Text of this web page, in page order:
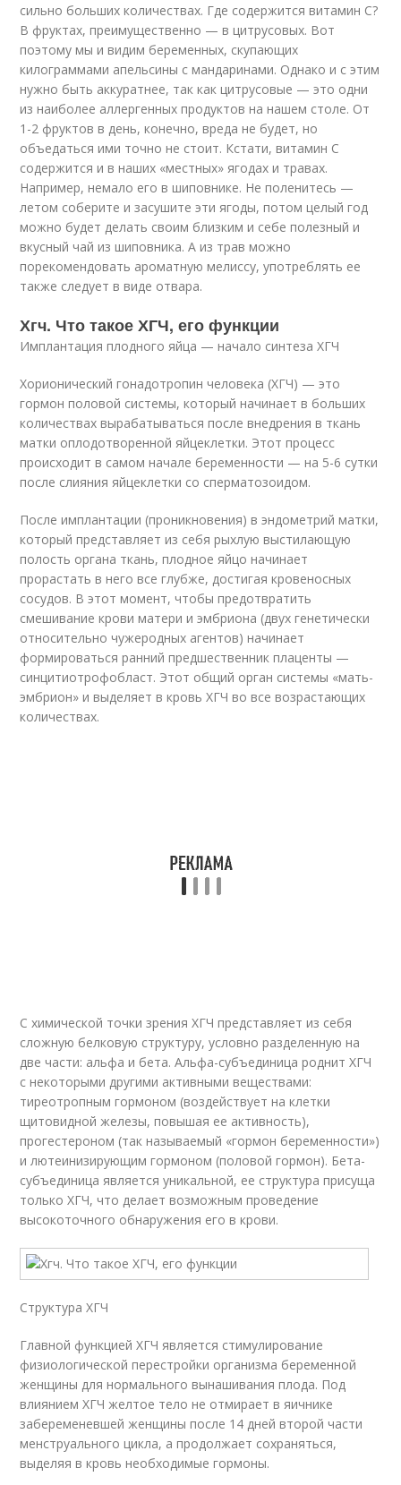
сильно больших количествах. Где содержится витамин С?
В фруктах, преимущественно — в цитрусовых. Вот
поэтому мы и видим беременных, скупающих
килограммами апельсины с мандаринами. Однако и с этим
нужно быть аккуратнее, так как цитрусовые — это одни
из наиболее аллергенных продуктов на нашем столе. От
1-2 фруктов в день, конечно, вреда не будет, но
объедаться ими точно не стоит. Кстати, витамин С
содержится и в наших «местных» ягодах и травах.
Например, немало его в шиповнике. Не поленитесь —
летом соберите и засушите эти ягоды, потом целый год
можно будет делать своим близким и себе полезный и
вкусный чай из шиповника. А из трав можно
порекомендовать ароматную мелиссу, употреблять ее
также следует в виде отвара.
Хгч. Что такое ХГЧ, его функции
Имплантация плодного яйца — начало синтеза ХГЧ
Хорионический гонадотропин человека (ХГЧ) — это
гормон половой системы, который начинает в больших
количествах вырабатываться после внедрения в ткань
матки оплодотворенной яйцеклетки. Этот процесс
происходит в самом начале беременности — на 5-6 сутки
после слияния яйцеклетки со сперматозоидом.
После имплантации (проникновения) в эндометрий матки,
который представляет из себя рыхлую выстилающую
полость органа ткань, плодное яйцо начинает
прорастать в него все глубже, достигая кровеносных
сосудов. В этот момент, чтобы предотвратить
смешивание крови матери и эмбриона (двух генетически
относительно чужеродных агентов) начинает
формироваться ранний предшественник плаценты —
синцитиотрофобласт. Этот общий орган системы «мать-
эмбрион» и выделяет в кровь ХГЧ во все возрастающих
количествах.
С химической точки зрения ХГЧ представляет из себя
сложную белковую структуру, условно разделенную на
две части: альфа и бета. Альфа-субъединица роднит ХГЧ
с некоторыми другими активными веществами:
тиреотропным гормоном (воздействует на клетки
щитовидной железы, повышая ее активность),
прогестероном (так называемый «гормон беременности»)
и лютеинизирующим гормоном (половой гормон). Бета-
субъединица является уникальной, ее структура присуща
только ХГЧ, что делает возможным проведение
высокоточного обнаружения его в крови.
Структура ХГЧ
Главной функцией ХГЧ является стимулирование
физиологической перестройки организма беременной
женщины для нормального вынашивания плода. Под
влиянием ХГЧ желтое тело не отмирает в яичнике
забеременевшей женщины после 14 дней второй части
менструального цикла, а продолжает сохраняться,
выделяя в кровь необходимые гормоны.